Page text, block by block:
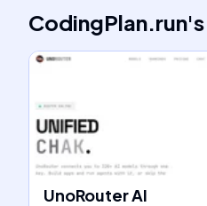
CodingPlan.run's
UnoRouter AI